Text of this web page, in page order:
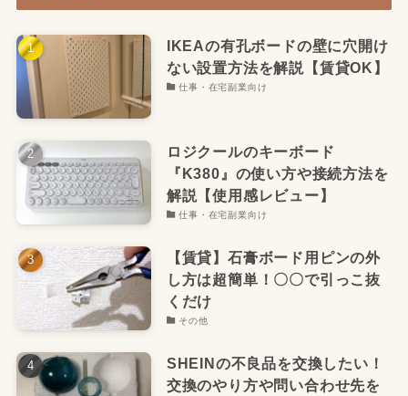
IKEAの有孔ボードの壁に穴開け
ない設置方法を解説【賃貸OK】
仕事・在宅副業向け
ロジクールのキーボード
『K380』の使い方や接続方法を
解説【使用感レビュー】
仕事・在宅副業向け
【賃貸】石膏ボード用ピンの外
し方は超簡単！〇〇で引っこ抜
くだけ
その他
SHEINの不良品を交換したい！
交換のやり方や問い合わせ先を